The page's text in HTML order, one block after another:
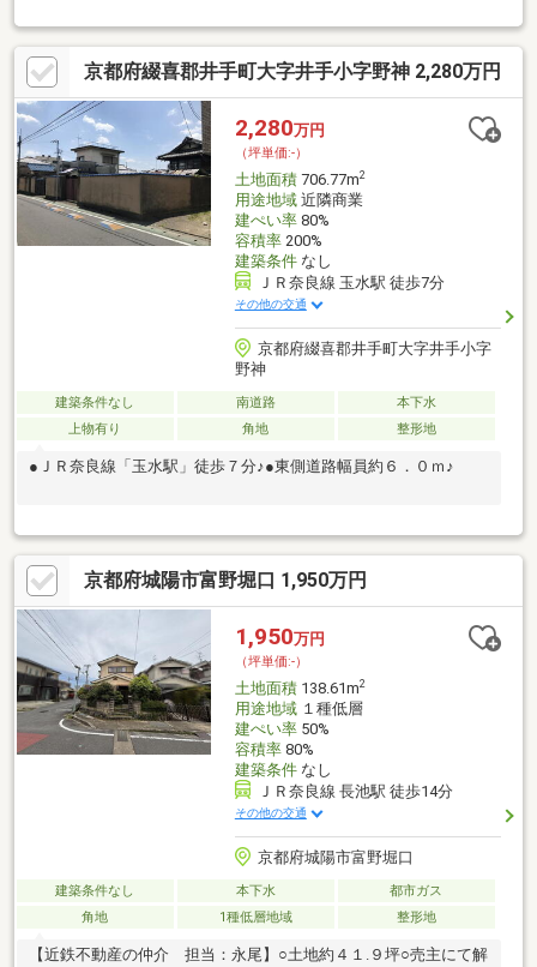
井高2500■インテリアコーディネーター付■外壁 親水／光セラ■
トリプルワイドIH／ガスコンロ■乾太くん■キッチン自動水栓■宅
配ボックスorカーポート1台用当社施工例については、施工例タブ
をご覧ください
京都府綴喜郡井手町大字井手小字野神 2,280万円
2,280万円
（坪単価:-）
土地面積706.77m2
用途地域近隣商業
建ぺい率80%
容積率200%
建築条件なし
ＪＲ奈良線 玉水駅 徒歩7分
その他の交通
京都府綴喜郡井手町大字井手小字
野神
建築条件なし 南道路
本下水
上物有り
角地 整形地
●ＪＲ奈良線「玉水駅」徒歩７分♪●東側道路幅員約６．０ｍ♪
京都府城陽市富野堀口 1,950万円
1,950万円
（坪単価:-）
土地面積138.61m2
用途地域１種低層
建ぺい率50%
容積率80%
建築条件なし
ＪＲ奈良線 長池駅 徒歩14分
その他の交通
京都府城陽市富野堀口
建築条件なし 本下水
都市ガス
角地
1種低層地域 整形地
【近鉄不動産の仲介 担当：永尾】○土地約４１.９坪○売主にて解